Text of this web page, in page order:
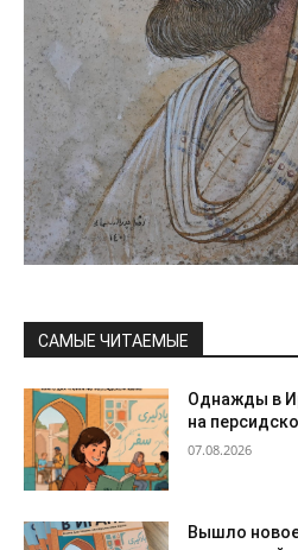
САМЫЕ ЧИТАЕМЫЕ
Однажды в
на
07.08.2026
Вышло